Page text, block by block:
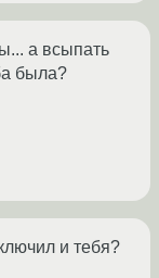
а всыпать
была?
и тебя?